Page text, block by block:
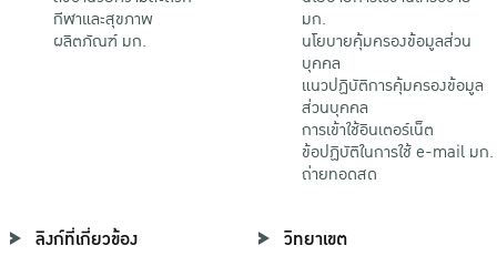
กีฬาและสุขภาพ
ผลิตภัณฑ์ มก.
มก.
นโยบายคุ้มครองข้อมูลส่วน
บุคคล
แนวปฏิบัติการคุ้มครองข้อมูล
ส่วนบุคคล
การเข้าใช้อินเตอร์เน็ต
ข้อปฏิบัติในการใช้ e-mail มก.
ถ่ายทอดสด
ลิงก์ที่เกี่ยวข้อง วิทยาเขต